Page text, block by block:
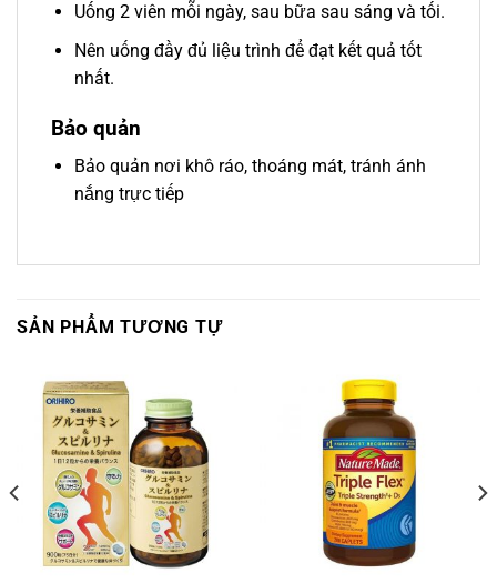
Uống 2 viên mỗi ngày, sau bữa sau sáng và tối.
Nên uống đầy đủ liệu trình để đạt kết quả tốt
nhất.
Bảo quản
Bảo quản nơi khô ráo, thoáng mát, tránh ánh
nắng trực tiếp
SẢN PHẨM TƯƠNG TỰ